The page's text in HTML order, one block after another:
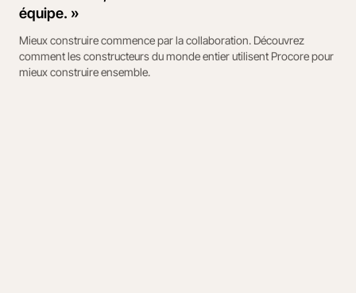
équipe. »
Mieux construire commence par la collaboration. Découvrez
comment les constructeurs du monde entier utilisent Procore pour
mieux construire ensemble.